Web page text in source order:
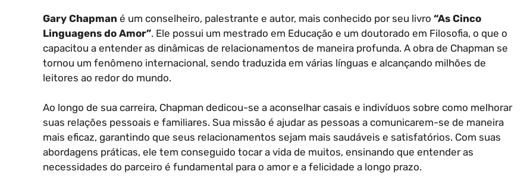
Gary Chapman é um conselheiro, palestrante e autor, mais conhecido por seu livro “As Cinco
Linguagens do Amor”. Ele possui um mestrado em Educação e um doutorado em Filosofia, o que o
capacitou a entender as dinâmicas de relacionamentos de maneira profunda. A obra de Chapman se
tornou um fenômeno internacional, sendo traduzida em várias línguas e alcançando milhões de
leitores ao redor do mundo.
Ao longo de sua carreira, Chapman dedicou-se a aconselhar casais e indivíduos sobre como melhorar
suas relações pessoais e familiares. Sua missão é ajudar as pessoas a comunicarem-se de maneira
mais eficaz, garantindo que seus relacionamentos sejam mais saudáveis e satisfatórios. Com suas
abordagens práticas, ele tem conseguido tocar a vida de muitos, ensinando que entender as
necessidades do parceiro é fundamental para o amor e a felicidade a longo prazo.